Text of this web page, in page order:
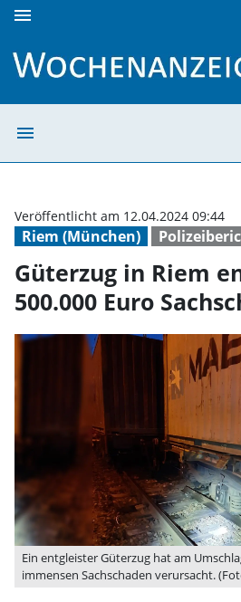
menu
menu
Riem (München)
Veröffentlicht am 12.04.2024 09:44
Güterzug in Riem
500.000 Euro
Ein entgleister Güterzug hat am
immensen Sachschaden verursacht.